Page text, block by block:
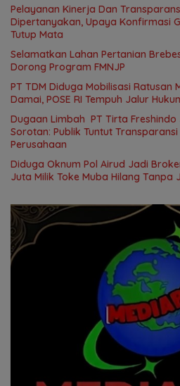
Pelayanan Kinerja Dan
Dipertanyakan, Upaya Konfirmasi
Tutup Mata
Selamatkan Lahan Pertanian
Dorong Program FMNJP
PT TDM Diduga Mobilisasi Ratusan
Damai, POSE RI Tempuh Jalur
Dugaan Limbah PT Tirta
Sorotan: Publik Tuntut
Perusahaan
Diduga Oknum Pol Airud Jadi
Juta Milik Toke Muba Hilang Tanpa